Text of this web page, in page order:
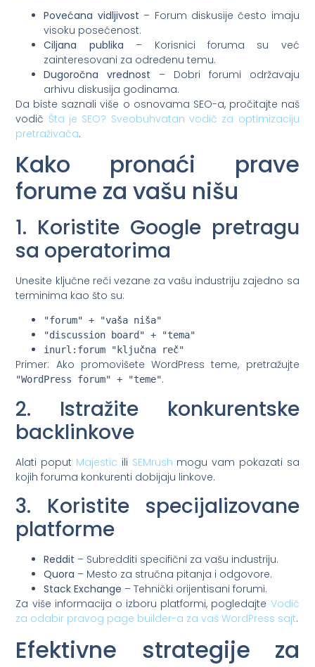
Povećana vidljivost – Forum diskusije često imaju
visoku posećenost.
Ciljana publika – Korisnici foruma su već
zainteresovani za određenu temu.
Dugoročna vrednost – Dobri forumi održavaju
arhivu diskusija godinama.
Da biste saznali više o osnovama SEO-a, pročitajte naš
vodič Šta je SEO? Sveobuhvatan vodič za optimizaciju
pretraživača.
Kako pronaći prave
forume za vašu nišu
1. Koristite Google pretragu
sa operatorima
Unesite ključne reči vezane za vašu industriju zajedno sa
terminima kao što su:
"forum" + "vaša niša"
"discussion board" + "tema"
inurl:forum "ključna reč"
Primer: Ako promovišete WordPress teme, pretražujte
"WordPress forum" + "teme".
2. Istražite konkurentske
backlinkove
Alati poput Majestic ili SEMrush mogu vam pokazati sa
kojih foruma konkurenti dobijaju linkove.
3. Koristite specijalizovane
platforme
Reddit – Subredditi specifični za vašu industriju.
Quora – Mesto za stručna pitanja i odgovore.
Stack Exchange – Tehnički orijentisani forumi.
Za više informacija o izboru platformi, pogledajte Vodič
za odabir pravog page builder-a za vaš WordPress sajt.
Efektivne strategije za